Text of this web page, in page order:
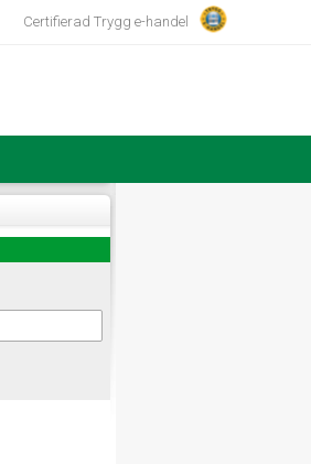
Certifierad Trygg e-handel